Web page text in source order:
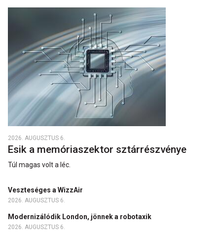
2026. AUGUSZTUS 6.
Esik a memóriaszektor sztárrészvénye
Túl magas volt a léc.
Veszteséges a WizzAir
2026. AUGUSZTUS 6.
Modernizálódik London, jönnek a robotaxik
2026. AUGUSZTUS 6.